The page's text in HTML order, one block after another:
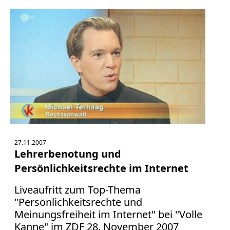
27.11.2007
Lehrerbenotung und
Persönlichkeitsrechte im Internet
Liveaufritt zum Top-Thema
"Persönlichkeitsrechte und
Meinungsfreiheit im Internet" bei "Volle
Kanne" im ZDF 28. November 2007